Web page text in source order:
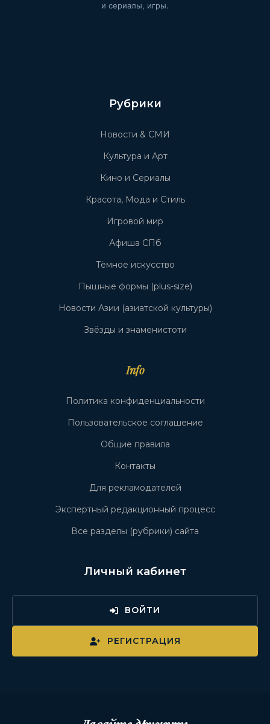
и сериалы, игры.
Рубрики
Новости & СМИ
Культура и Арт
Кино и Сериалы
Красота, Мода и Стиль
Игровой мир
Афиша СПб
Тёмное искусство
Пышные формы (plus-size)
Новости Азии (азиатской культуры)
Звёзды и знаменистоти
Info
Политика конфиденциальности
Пользовательское соглашение
Общие правила
Контакты
Для рекламодателей
Экспертный редакционный процесс
Все разделы (рубрики) сайта
Личный кабинет
ВОЙТИ
РЕГИСТРАЦИЯ